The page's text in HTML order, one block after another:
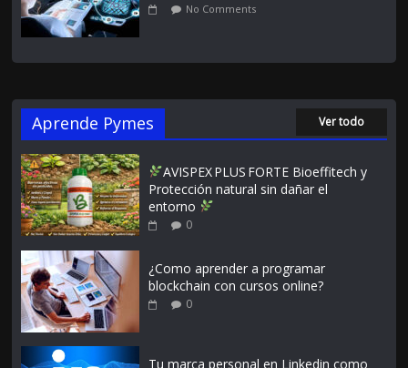
No Comments
Aprende Pymes Ver todo
AVISPEX PLUS FORTE Bioeffitech y
Protección natural sin dañar el
entorno
0
¿Como aprender a programar
blockchain con cursos online?
0
Tu marca personal en Linkedin como